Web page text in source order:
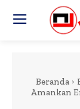
Beranda
Amankan